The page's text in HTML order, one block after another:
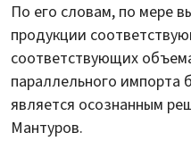
По его словам, по мере
продукции
соответствующих
параллельного импорта
является осознанным
Мантуров.